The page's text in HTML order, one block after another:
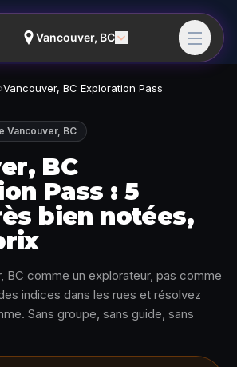
Vancouver, BC
›Vancouver, BC Exploration Pass
Vancouver, BC
BC
Pass : 5
bien notées,
BC comme un explorateur, pas comme
indices dans les rues et résolvez
Sans groupe, sans guide, sans